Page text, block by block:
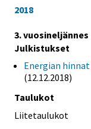
2018
3. vuosineljännes
Julkistukset
Energian
(12.12.2018)
Taulukot
Liitetaulukot